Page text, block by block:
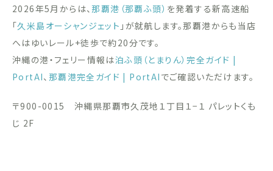
2026年5月からは、那覇港（那覇ふ頭） を発着する新高速船
「久米島オーシャンジェット 」が就航します。那覇港からも当店
へはゆいレール+徒歩で約20分です。
沖縄の港・フェリー情報は泊ふ頭（とまりん）完全ガイド |
PortAI、 那覇港完全ガイド | PortAI でご確認いただけます。
〒900-0015 沖縄県那覇市久茂地１丁目１−１ パレットくも
じ 2F